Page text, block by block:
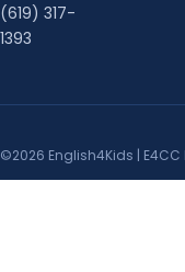
(619) 317-
1393
©2026 English4Kids | E4CC